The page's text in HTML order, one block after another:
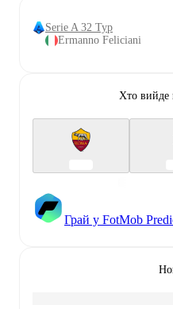
Serie A 32 Тур
Ermanno Feliciani
Хто вийде
Грай у FotMob